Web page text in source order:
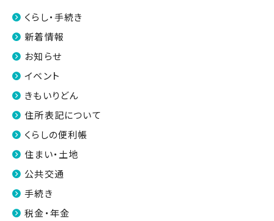
くらし・手続き
新着情報
お知らせ
イベント
きもいりどん
住所表記について
くらしの便利帳
住まい・土地
公共交通
手続き
税金・年金